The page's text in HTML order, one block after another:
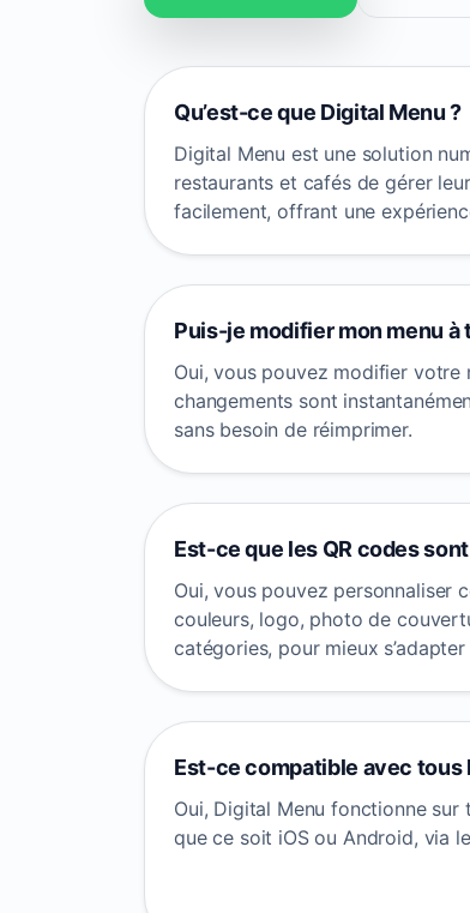
Qu’est-ce que Digital Menu ?
Digital Menu est une solution
restaurants et cafés de gérer
facilement, offrant une
Puis-je modifier mon menu à
Oui, vous pouvez modifier votre
changements sont
sans besoin de réimprimer.
Est-ce que les QR codes
Oui, vous pouvez personnaliser
couleurs, logo, photo de
catégories, pour mieux
Est-ce compatible avec tous
Oui, Digital Menu fonctionne sur
que ce soit iOS ou Android, via